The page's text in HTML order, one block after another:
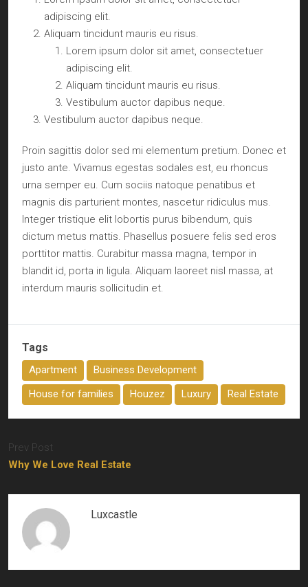
adipiscing elit.
Aliquam tincidunt mauris eu risus.
Lorem ipsum dolor sit amet, consectetuer
adipiscing elit.
Aliquam tincidunt mauris eu risus.
Vestibulum auctor dapibus neque.
Vestibulum auctor dapibus neque.
Proin sagittis dolor sed mi elementum pretium. Donec et
justo ante. Vivamus egestas sodales est, eu rhoncus
urna semper eu. Cum sociis natoque penatibus et
magnis dis parturient montes, nascetur ridiculus mus.
Integer tristique elit lobortis purus bibendum, quis
dictum metus mattis. Phasellus posuere felis sed eros
porttitor mattis. Curabitur massa magna, tempor in
blandit id, porta in ligula. Aliquam laoreet nisl massa, at
interdum mauris sollicitudin et.
Tags
Apartment
Business Development
House for families
Houzez Luxury Real Estate
Prev Post
Why We Love Real Estate
Luxcastle